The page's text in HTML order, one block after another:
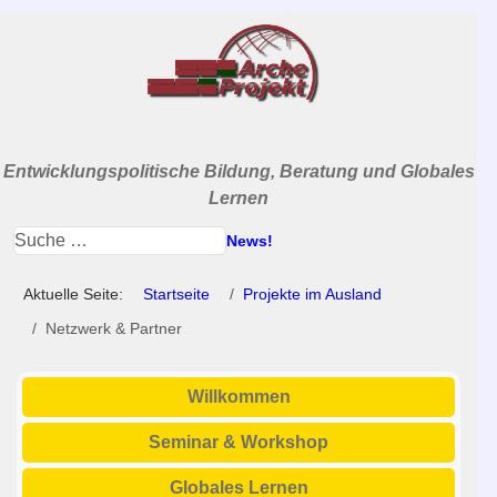
Entwicklungspolitische Bildung, Beratung und Globales
Lernen
News!
Aktuelle Seite: Startseite
Projekte im Ausland
Netzwerk & Partner
Willkommen
Seminar & Workshop
Globales Lernen